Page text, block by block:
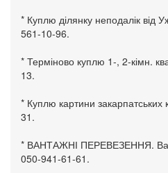
* Куплю ділянку неподалік від
561-10-96.
* Терміново куплю 1-, 2-кімн.
13.
* Куплю картини закарпатських
31.
* ВАНТАЖНІ ПЕРЕВЕЗЕННЯ.
050-941-61-61.